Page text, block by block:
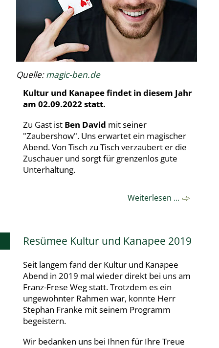
Quelle:magic-ben.de
Kultur und Kanapee findet in diesem Jahr
am 02.09.2022 statt.
Zu Gast ist Ben David mit seiner
"Zaubershow". Uns erwartet ein magischer
Abend. Von Tisch zu Tisch verzaubert er die
Zuschauer und sorgt für grenzenlos gute
Unterhaltung.
Weiterlesen ...
Resümee Kultur und Kanapee 2019
Seit langem fand der Kultur und Kanapee
Abend in 2019 mal wieder direkt bei uns am
Franz-Frese Weg statt. Trotzdem es ein
ungewohnter Rahmen war, konnte Herr
Stephan Franke mit seinem Programm
begeistern.
Wir bedanken uns bei Ihnen für Ihre Treue